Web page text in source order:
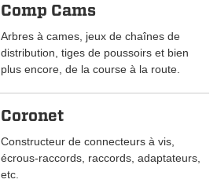
Comp Cams
Arbres à cames, jeux de chaînes de
distribution, tiges de poussoirs et bien
plus encore, de la course à la route.
Coronet
Constructeur de connecteurs à vis,
écrous-raccords, raccords, adaptateurs,
etc.